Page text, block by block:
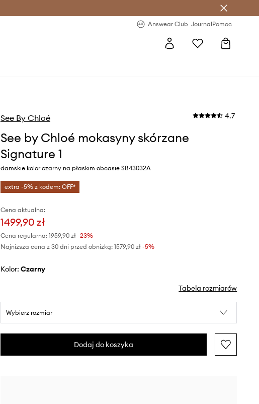
Answear Club JournalPomoc
See By Chloé 4.7
See by Chloé mokasyny skórzane
Signature 1
damskie kolor czarny na płaskim obcasie SB43032A
extra -5% z kodem: OFF*
Cena aktualna:
1499,90 zł
Cena regularna: 1959,90 zł-23%
Najniższa cena z 30 dni przed obniżką: 1579,90 zł -5%
Kolor: czarny
Tabela rozmiarów
Wybierz rozmiar
Dodaj do koszyka